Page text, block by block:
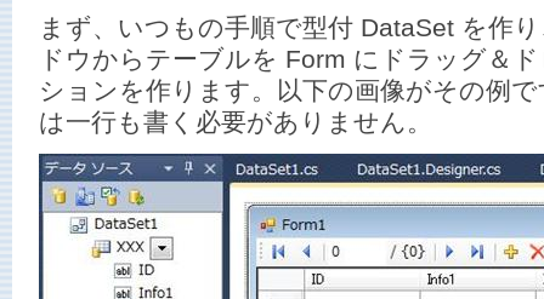
まず、いつもの手順で型付 DataSet を作
ドウからテーブルを Form にドラッグ＆
ションを作ります。以下の画像がその例
は一行も書く必要がありません。